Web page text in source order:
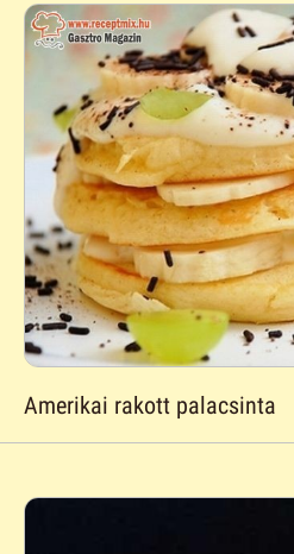
Amerikai rakott palacsinta